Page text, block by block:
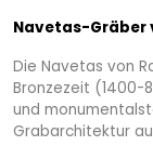
Navetas-Gräber
Die Navetas von
Bronzezeit (1400-
und
Grabarchitektur